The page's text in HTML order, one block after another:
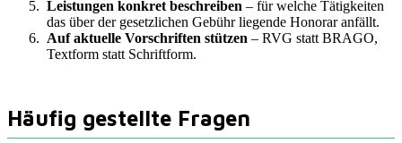
Leistungen konkret beschreiben – für welche Tätigkeiten
das über der gesetzlichen Gebühr liegende Honorar anfällt.
Auf aktuelle Vorschriften stützen – RVG statt BRAGO,
Textform statt Schriftform.
Häufig gestellte Fragen